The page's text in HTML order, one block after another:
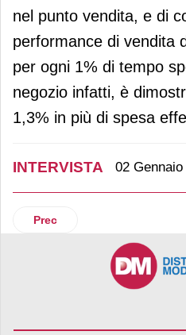
nel punto vendita, e di
performance di vendita
per ogni 1% di tempo
negozio infatti, è
1,3% in più di spesa
INTERVISTA 02 Gennaio
Articolo precedente:
Prec